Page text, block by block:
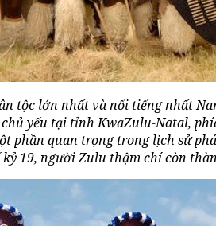
tộc lớn nhất và nổi tiếng nhất
yếu tại tỉnh KwaZulu-Natal,
phần quan trọng trong lịch sử
19, người Zulu thậm chí còn